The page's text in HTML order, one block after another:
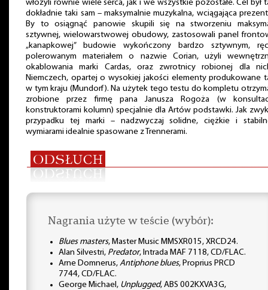
włożyli równie wiele serca, jak i we wszystkie pozostałe. Cel był
dokładnie taki sam – maksymalnie muzykalna, wciągająca
By to osiągnąć panowie skupili się na stworzeniu
sztywnej, wielowarstwowej obudowy, zastosowali panel
„kanapkowej” budowie wykończony bardzo sztywnym,
polerowanym materiałem o nazwie Corian, użyli
okablowania marki Cardas, oraz zwrotnicy robionej dla
Niemczech, opartej o wysokiej jakości elementy produkowane
w tym kraju (Mundorf). Na użytek tego testu do kompletu
zrobione przez firmę pana Janusza Rogoża (w
konstruktorami kolumn) specjalnie dla Artów podstawki. Jak
przypadku tej marki – nadzwyczaj solidne, ciężkie i
wymiarami idealnie spasowane z Trennerami.
Nagrania użyte w teście (wybór):
Blues masters, Master Music MMSXR015, XRCD24.
Alan Silvestri, Predator, Intrada MAF 7118, CD/FLAC.
Arne Domnerus, Antiphone blues, Proprius PRCD
7744, CD/FLAC.
George Michael, Unplugged, ABS 002KXVA3G,